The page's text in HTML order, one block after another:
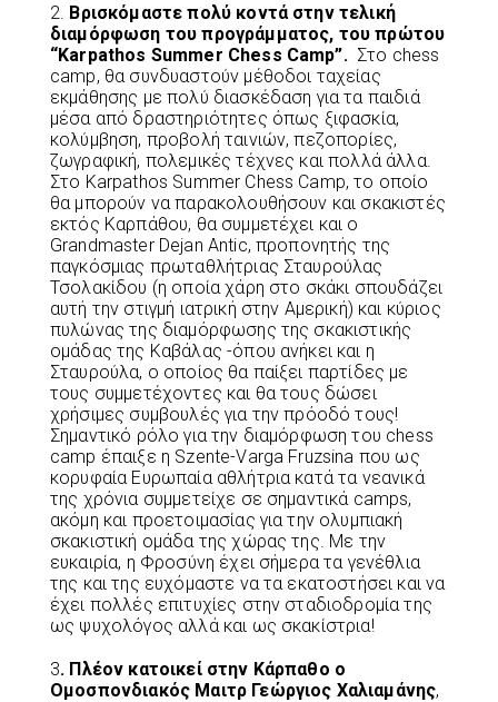
2. Βρισκόμαστε πολύ κοντά στην τελική
διαμόρφωση του προγράμματος, του πρώτου
“Κarpathos Summer Chess Camp”. Στο chess
camp, θα συνδυαστούν μέθοδοι ταχείας
εκμάθησης με πολύ διασκέδαση για τα παιδιά
μέσα από δραστηριότητες όπως ξιφασκία,
κολύμβηση, προβολή ταινιών, πεζοπορίες,
ζωγραφική, πολεμικές τέχνες και πολλά άλλα.
Στο Karpathos Summer Chess Camp, το οποίο
θα μπορούν να παρακολουθήσουν και σκακιστές
εκτός Καρπάθου, θα συμμετέχει και ο
Grandmaster Dejan Antic, προπονητής της
παγκόσμιας πρωταθλήτριας Σταυρούλας
Τσολακίδου (η οποία χάρη στο σκάκι σπουδάζει
αυτή την στιγμή ιατρική στην Αμερική) και κύριος
πυλώνας της διαμόρφωσης της σκακιστικής
ομάδας της Καβάλας -όπου ανήκει και η
Σταυρούλα, ο οποίος θα παίξει παρτίδες με
τους συμμετέχοντες και θα τους δώσει
χρήσιμες συμβουλές για την πρόοδό τους!
Σημαντικό ρόλο για την διαμόρφωση του chess
camp έπαιξε η Szente-Varga Fruzsina που ως
κορυφαία Ευρωπαία αθλήτρια κατά τα νεανικά
της χρόνια συμμετείχε σε σημαντικά camps,
ακόμη και προετοιμασίας για την ολυμπιακή
σκακιστική ομάδα της χώρας της. Με την
ευκαιρία, η Φροσύνη έχει σήμερα τα γενέθλια
της και της ευχόμαστε να τα εκατοστήσει και να
έχει πολλές επιτυχίες στην σταδιοδρομία της
ως ψυχολόγος αλλά και ως σκακίστρια!
3. Πλέον κατοικεί στην Κάρπαθο ο
Ομοσπονδιακός Μαιτρ Γεώργιος Χαλιαμάνης,